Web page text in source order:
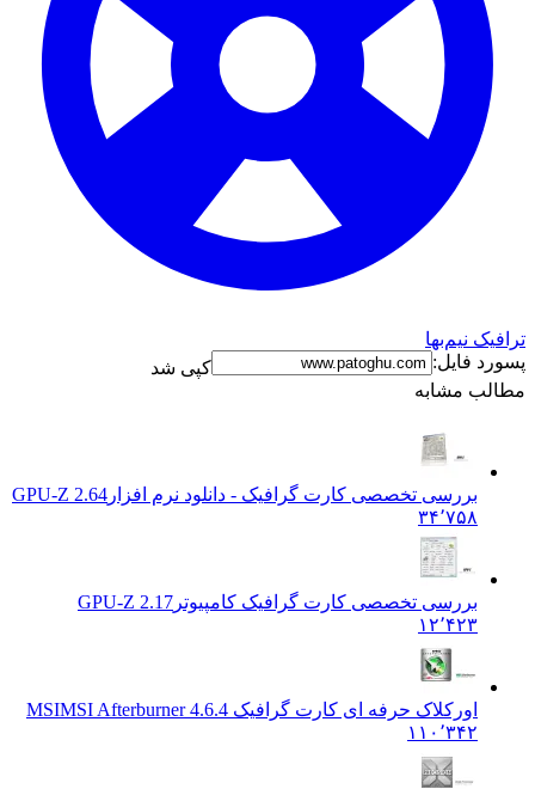
نیم‌بها
فایل:
کپی شد
مشابه
بررسی تخصصی کارت گرافیک - دانلود نرم افزارGPU-Z 2.64
۳۴٬۷۵۸
بررسی تخصصی کارت گرافیک کامپیوترGPU-Z 2.17
۱۲٬۴۲۳
اورکلاک حرفه ای کارت گرافیک MSI MSI Afterburner 4.6.4
۱۱۰٬۳۴۲